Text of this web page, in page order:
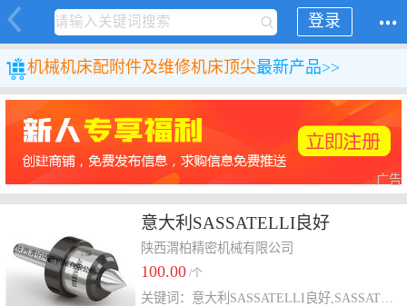
登录
机械机床配附件及维修机床顶尖最新产品>>
广告
意大利SASSATELLI良好
陕西渭柏精密机械有限公司
100.00 /个